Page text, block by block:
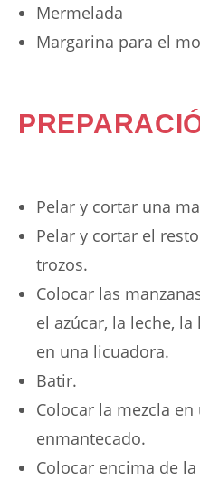
Mermelada
Margarina para el
Pelar y cortar una
Pelar y cortar el
trozos.
Colocar las
el azúcar, la leche,
en una licuadora.
Batir.
Colocar la mezcla
enmantecado.
Colocar encima de